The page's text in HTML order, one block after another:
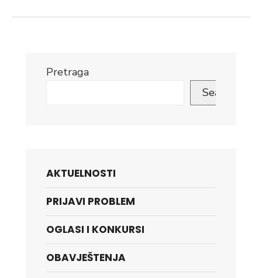
Pretraga
Search
AKTUELNOSTI
PRIJAVI PROBLEM
OGLASI I KONKURSI
OBAVJEŠTENJA